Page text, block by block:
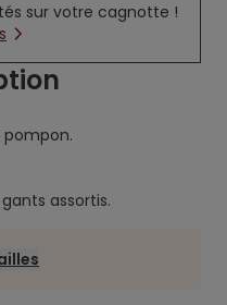
sur votre cagnotte !
assortis.